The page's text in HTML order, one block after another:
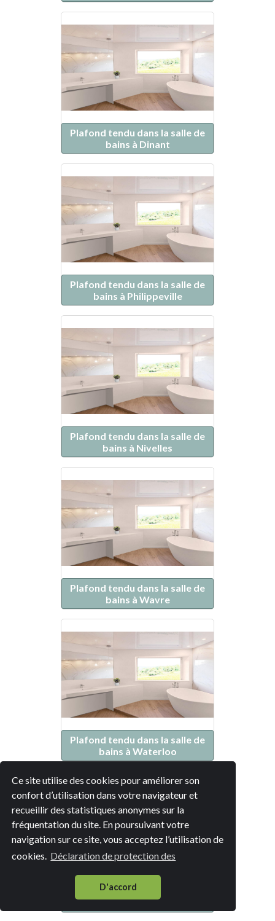
Ce site utilise des cookies pour améliorer son
confort d’utilisation dans votre navigateur et
recueillir des statistiques anonymes sur la
fréquentation du site. En poursuivant votre
navigation sur ce site, vous acceptez l’utilisation de
cookies. Déclaration de protection des
D'accord
Plafond tendu dans la salle de
bains à Dinant
Plafond tendu dans la salle de
bains à Philippeville
Plafond tendu dans la salle de
bains à Nivelles
Plafond tendu dans la salle de
bains à Wavre
Plafond tendu dans la salle de
bains à Waterloo
Plafond tendu dans la salle de
bains à Braine-l'Alleud